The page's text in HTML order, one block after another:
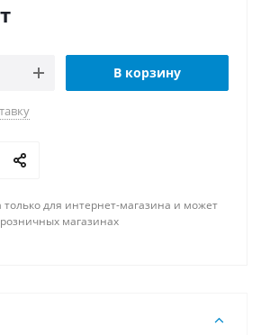
В корзину
для интернет-магазина и может
магазинах